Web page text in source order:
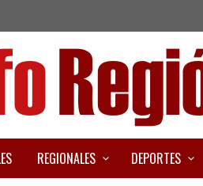
REGIONALES DEPORTES